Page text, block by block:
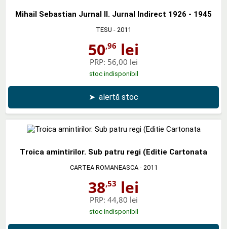
Mihail Sebastian Jurnal II. Jurnal Indirect 1926 - 1945
TESU - 2011
50,96 lei
PRP: 56,00 lei
stoc indisponibil
➤ alertă stoc
Troica amintirilor. Sub patru regi (Editie Cartonata
CARTEA ROMANEASCA- 2011
38,53 lei
PRP: 44,80 lei
stoc indisponibil